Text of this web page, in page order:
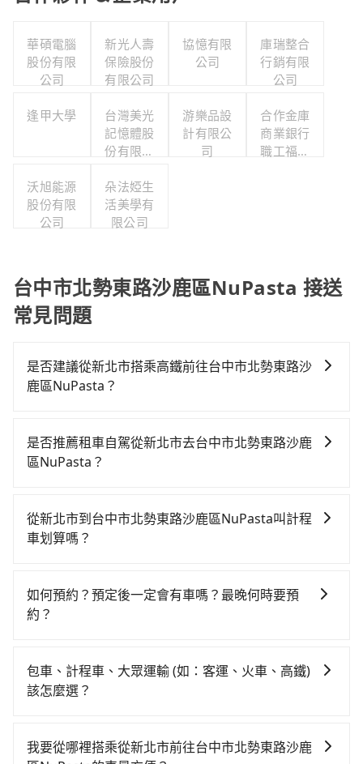
華碩電腦
股份有限
公司
新光人壽
保險股份
有限公司
協憶有限
公司
庫瑞整合
行銷有限
公司
逢甲大學
台灣美光
記憶體股
份有限公
游樂品設
計有限公
司
合作金庫
商業銀行
職工福利
沃旭能源
股份有限
公司
朵法婭生
活美學有
限公司
台中市北勢東路沙鹿區NuPasta 接送
常見問題
是否建議從新北市搭乘高鐵前往台中市北勢東路沙
鹿區NuPasta？
NuPasta，高鐵較貴、費時、轉車麻煩！從最早06:34一
直到23:08，板橋-台中一天最多有91班次高鐵可搭乘。
步行進站、現場購票並於月台排隊的時間約20分鐘，再
乘坐39~56分鐘（平均49分）的高鐵從板橋站前往台中
後，抵達台中市北勢東路沙鹿區NuPasta (台中市沙鹿
區) 的目的地。全程加上轉車時間共2小時8分鐘，假設2
1,030元，費時1小時34分鐘。選擇搭乘高鐵而不預約包
車，不僅每人至少額外負擔240元車資，而且更會額外浪
車共乘服務，最多可再節省50%的交通費用。
是否推薦租車自駕從新北市去台中市北勢東路沙鹿
區NuPasta？
擇租車自駕，但花費可能不小。租車公司一般以天為單
位計費，小轎車如Toyota Yaris、Nissan Kicks，一天
3元）、eTag（每公里約1元）、路邊停車（每小時約40
元）、保險費、罰單另計。如果每日行駛里程超過
的服務，所以要不當天就需往返新北市與台中市北勢東
路沙鹿區NuPasta，不然就是需要一次租用多天，如此
選擇。
從新北市到台中市北勢東路沙鹿區NuPasta叫計程
車划算嗎？
灣大車隊、Uber、Line Taxi、Yoxi等，如果在路邊攔不
到車，也可考慮打電話至附近的計程車隊，如新北市大
tripool可省高達$2,100。綜合以上，無論在價格或服務
品質上，tripool都是你從新北市到台中市北勢東路沙鹿
如何預約？預定後一定會有車嗎？最晚何時要預
約？
的專車接送服務，可直接線上輸入上下車地點或地址，
三秒內即可查到真實價格，照著步驟填寫完乘客資料與
了，而司機與車輛的詳細資料，將於乘車前一晚八點透
包車、計程車、大眾運輸 (如：客運、火車、高鐵)
該怎麼選？
擇： 預算：不同交通工具價格不同，可先確定您的預
我要從哪裡搭乘從新北市前往台中市北勢東路沙鹿